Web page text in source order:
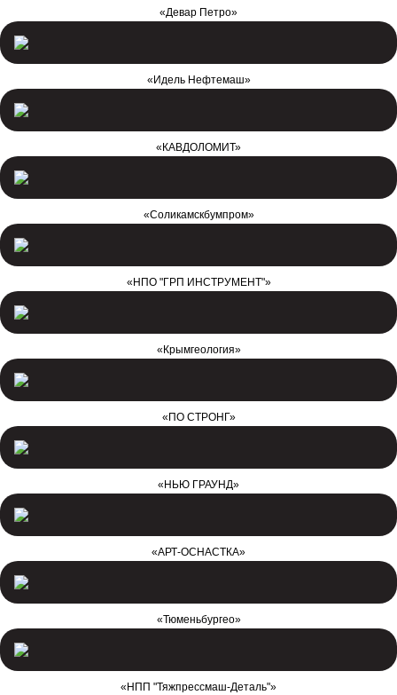
«Девар Петро»
«Идель Нефтемаш»
«КАВДОЛОМИТ»
«Соликамскбумпром»
«НПО "ГРП ИНСТРУМЕНТ"»
«Крымгеология»
«ПО СТРОНГ»
«НЬЮ ГРАУНД»
«АРТ-ОСНАСТКА»
«Тюменьбургео»
«НПП "Тяжпрессмаш-Деталь"»